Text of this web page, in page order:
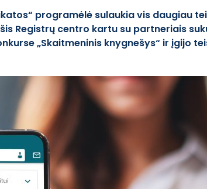
programėlė sulaukia vis daugiau
Registrų centro kartu su partneriais
„Skaitmeninis knygnešys“ ir įgijo